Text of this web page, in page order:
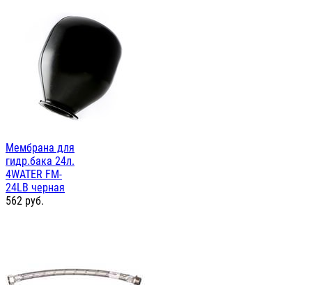
Мембрана для
гидр.бака 24л.
4WATER FM-
24LB черная
562 руб.